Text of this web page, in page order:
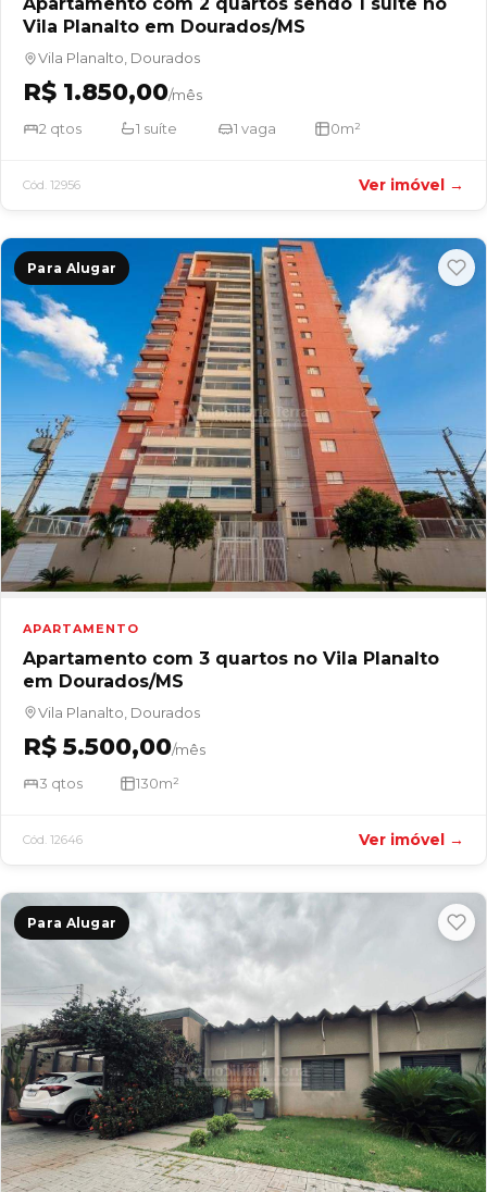
Vila Planalto em Dourados/MS
Vila Planalto, Dourados
R$ 1.850,00/mês
2 qtos
1 suíte 1 vaga 0m²
Cód. 12956 Ver imóvel →
Para Alugar
APARTAMENTO
Apartamento com 3 quartos no Vila Planalto
em Dourados/MS
Vila Planalto, Dourados
R$ 5.500,00/mês
3 qtos
130m²
Cód. 12646 Ver imóvel →
Para Alugar